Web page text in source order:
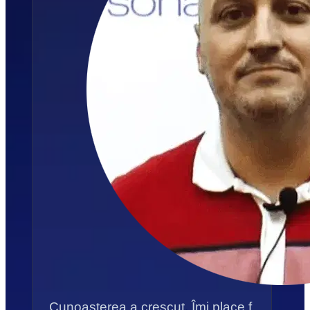
Cunoașterea a crescut. Îmi place f